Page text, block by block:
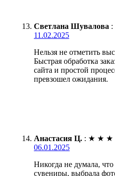
Светлана Шувалова :
11.02.2025
Нельзя не отметить
Быстрая обработка
сайта и простой
превзошел ожидания.
Анастасия Ц. : ★ ★ ★
06.01.2025
Никогда не думала, что
сувениры, выбрала